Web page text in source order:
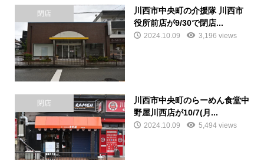
閉店
川西市中央町の介援隊 川西市
役所前店が9/30で閉店...
2024.10.09 3,196 views
閉店
川西市中央町のらーめん食堂中
野屋川西店が10/7(月...
2024.10.09 5,494 views